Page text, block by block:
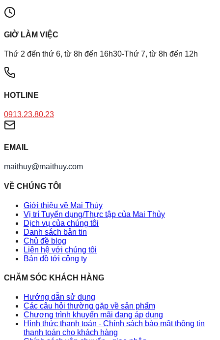
GIỜ LÀM VIỆC
Thứ 2 đến thứ 6, từ 8h đến 16h30-Thứ 7, từ 8h đến 12h
HOTLINE
0913.23.80.23
EMAIL
maithuy@maithuy.com
VỀ CHÚNG TÔI
Giới thiệu về Mai Thủy
Vị trí Tuyển dụng/Thực tập của Mai Thủy
Dịch vụ của chúng tôi
Danh sách bản tin
Chủ đề blog
Liên hệ với chúng tôi
Bản đồ tới công ty
CHĂM SÓC KHÁCH HÀNG
Hướng dẫn sử dụng
Các câu hỏi thường gặp về sản phẩm
Chương trình khuyến mãi đang áp dụng
Hình thức thanh toán - Chính sách bảo mật thông tin
thanh toán cho khách hàng